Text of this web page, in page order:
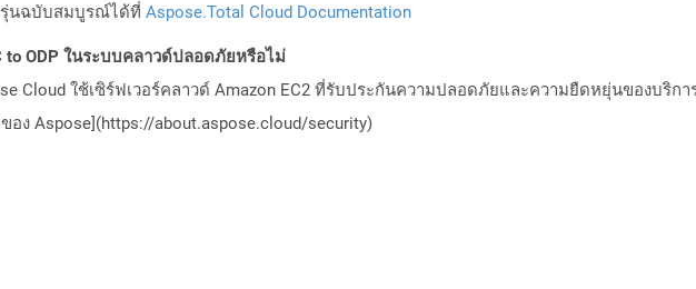
นฉบับสมบูรณ์ได้ที่ Aspose.Total Cloud Documentation
to ODP ในระบบคลาวด์ปลอดภัยหรือไม่
Cloud ใช้เซิร์ฟเวอร์คลาวด์ Amazon EC2 ที่รับประกันความปลอดภัยและความยืดหยุ่นของบริก
ง Aspose](https://about.aspose.cloud/security)